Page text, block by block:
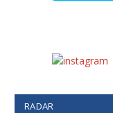
RADAR